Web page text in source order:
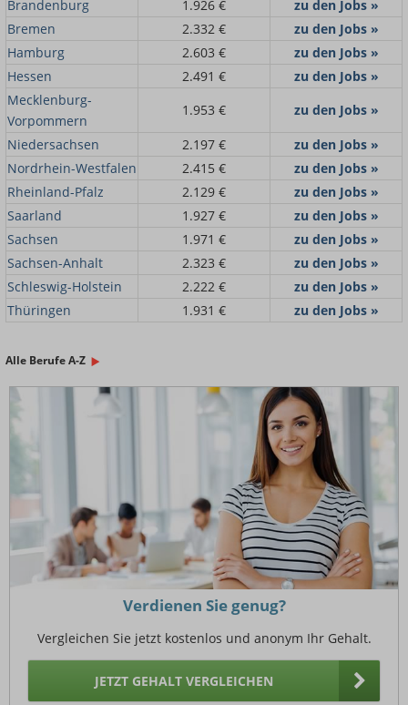
Brandenburg
1.926 €
zu den Jobs »
Bremen
2.332 €
zu den Jobs »
Hamburg
2.603 €
zu den Jobs »
Hessen
2.491 €
zu den Jobs »
Mecklenburg-
Vorpommern
1.953 €
zu den Jobs »
Niedersachsen
2.197 €
zu den Jobs »
Nordrhein-Westfalen
2.415 €
zu den Jobs »
Rheinland-Pfalz
2.129 €
zu den Jobs »
Saarland
1.927 €
zu den Jobs »
Sachsen
1.971 €
zu den Jobs »
Sachsen-Anhalt
2.323 €
zu den Jobs »
Schleswig-Holstein
2.222 €
zu den Jobs »
Thüringen
1.931 € zu den Jobs »
Alle Berufe A-Z
Verdienen Sie genug?
Vergleichen Sie jetzt kostenlos und anonym Ihr Gehalt.
JETZT GEHALT VERGLEICHEN